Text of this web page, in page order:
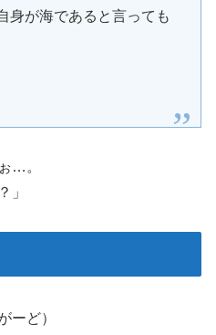
が海であると言っても
…。
」
ーど）